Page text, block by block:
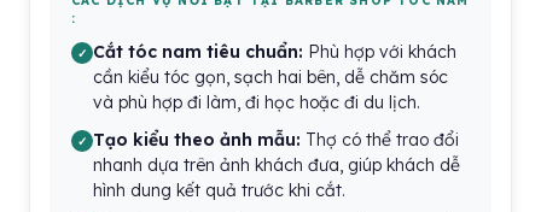
:
Cắt tóc nam tiêu chuẩn: Phù hợp với khách
cần kiểu tóc gọn, sạch hai bên, dễ chăm sóc
và phù hợp đi làm, đi học hoặc đi du lịch.
Tạo kiểu theo ảnh mẫu: Thợ có thể trao đổi
nhanh dựa trên ảnh khách đưa, giúp khách dễ
hình dung kết quả trước khi cắt.